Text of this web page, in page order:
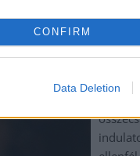
CONFIRM
Data Deletion